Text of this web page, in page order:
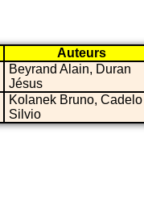
Auteurs
Beyrand Alain, Duran
Jésus
Kolanek Bruno, Cadelo
Silvio